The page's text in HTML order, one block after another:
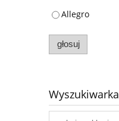
Allegro
głosuj
Wyszukiwarka